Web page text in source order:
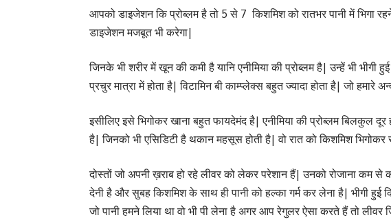
आपको डाइजेशन कि प्रोब्लम है तो 5 से 7 किशमिश को रातभर पानी में
डाइजेशन मजबूत भी करेगा|
जिनके भी शरीर में खून की कमी है यानि एनीमिया की प्रोब्लम है| उन्हें भी
प्रचुर मात्रा में होता है| विटामिन बी काम्प्लेक्स बहुत ज्यादा होता है| जो हमारे
इसीलिए इसे भिगोकर खाना बहुत फायदेमंद है| एनीमिया की प्रोब्लम बिलकुल
है| जिनको भी एसिडिटी है थकान महसूस होती है| वो रात को किशमिश
दोस्तों जो अपनी ख़राब हो रहे लीवर को लेकर परेशान हैं| उनको रोजाना कम से
देनी है और सुबह किशमिश के साथ ही पानी को हल्का गर्म कर लेना है| भीगी
जो पानी हमने लिया था वो भी पी लेना है अगर आप रेगुलर ऐसा करते हैं तो लीवर